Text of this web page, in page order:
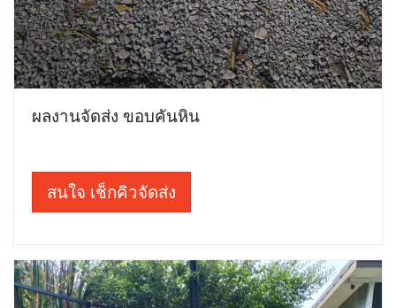
ผลงานจัดส่ง ขอบคันหิน
สนใจ เช็กคิวจัดส่ง